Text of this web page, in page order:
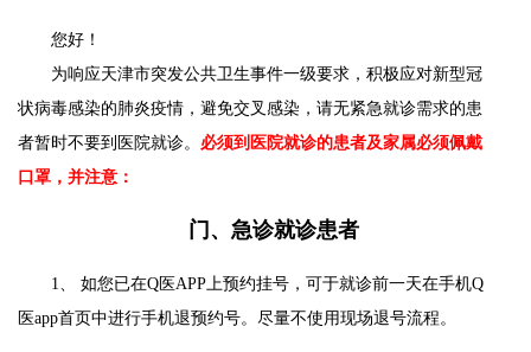
您好！
为响应天津市突发公共卫生事件一级要求，积极应对新型冠
状病毒感染的肺炎疫情，避免交叉感染，请无紧急就诊需求的患
者暂时不要到医院就诊。 必须到医院就诊的患者及家属必须佩戴
口罩，并注意：
门、急诊就诊患者
1、 如您已在Q医APP上预约挂号，可于就诊前一天在手机Q
医app首页中进行手机退预约号。尽量不使用现场退号流程。